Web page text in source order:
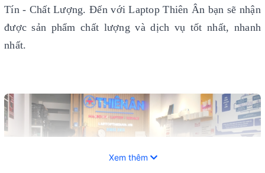
Tín - Chất Lượng. Đến với Laptop Thiên Ân bạn sẽ nhận
được sản phẩm chất lượng và dịch vụ tốt nhất, nhanh
nhất.
Xem thêm